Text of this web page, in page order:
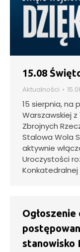
15.08
Aktualności
15 sierpnia, na
Warszawskiej z
Zbrojnych
Stalowa Wola
aktywnie
Uroczystości
Konkatedralnej
Ogłoszenie
stanowisko